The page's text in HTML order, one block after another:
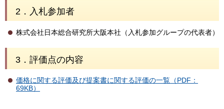
2．入札参加者
株式会社日本総合研究所大阪本社（入札参加グループの代表者）
3．評価点の内容
価格に関する評価及び提案書に関する評価の一覧（PDF：
69KB）